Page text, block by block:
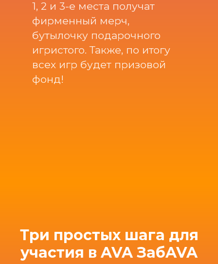
Три простых шага для
участия в AVA ЗабAVA
Спешите